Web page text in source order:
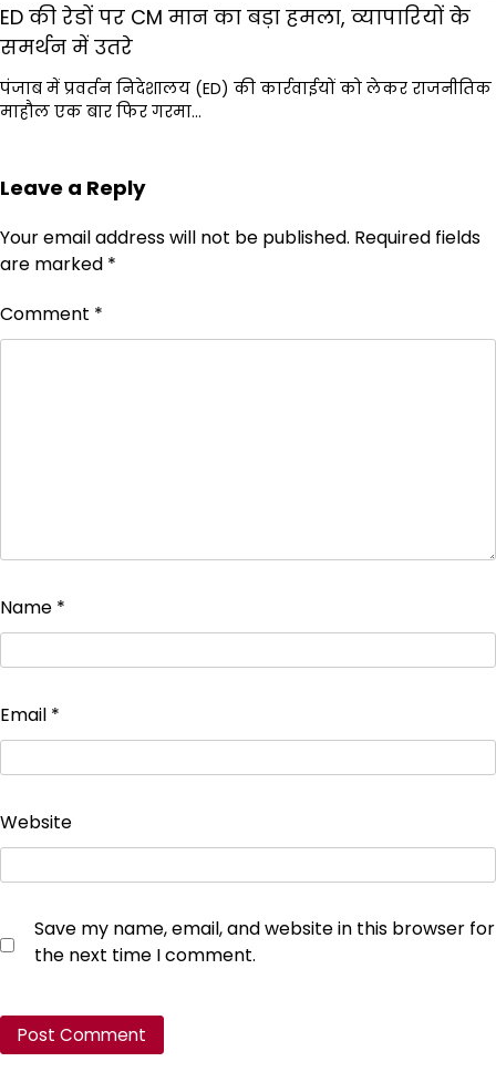
ED की रेडों पर CM मान का बड़ा हमला, व्यापारियों के
समर्थन में उतरे
पंजाब में प्रवर्तन निदेशालय (ED) की कार्रवाईयों को लेकर राजनीतिक
माहौल एक बार फिर गरमा…
Leave a Reply
Your email address will not be published. Required fields
are marked *
Comment *
Name *
Email *
Website
Save my name, email, and website in this browser for
the next time I comment.